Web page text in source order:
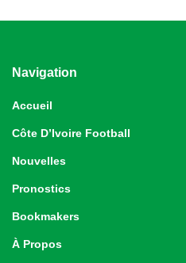
Navigation
Accueil
Côte D’Ivoire Football
Nouvelles
Pronostics
Bookmakers
À Propos